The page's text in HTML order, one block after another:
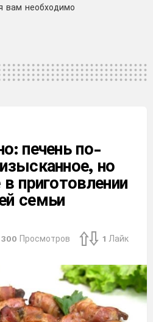
вам необходимо
печень по-
но
приготовлении
семьи
300 Просмотров 1 Лайк